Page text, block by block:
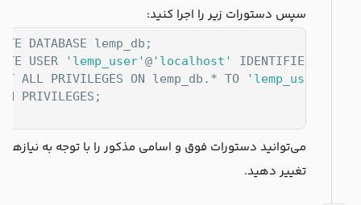
سپس دستورات زیر را اجرا کنید:
DATABASE lemp_db;
USER
'lemp_user'@'localhost' IDENTIFIED BY
ALL PRIVILEGES ON lemp_db.* TO
'lemp_user'
PRIVILEGES;
می‌توانید دستورات فوق و اسامی مذکور را با توجه به
تغییر دهید.